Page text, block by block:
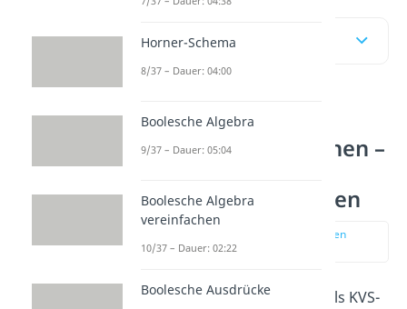
Inhaltsübersicht
KV-Diagramm mit 4
Variablen vereinfachen –
Funktionsgleichungen
zur Stelle im Video springen
(00:12)
Das KV-Diagramm wird auch als KVS-
Horner-Schema
8/37 – Dauer: 04:00
Boolesche Algebra
9/37 – Dauer: 05:04
Boolesche Algebra
vereinfachen
10/37 – Dauer: 02:22
Boolesche Ausdrücke